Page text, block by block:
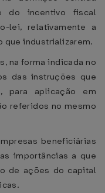
do incentivo fiscal
lei, relativamente a
que industrializarem.
na forma indicada no
das instruções que
para aplicação em
referidos no mesmo
beneficiárias
importâncias a que
de ações do capital